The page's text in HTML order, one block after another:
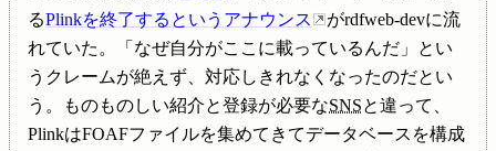
るPlinkを終了するというアナウンス
がrdfweb-devに流
れていた。「なぜ自分がここに載っているんだ」とい
うクレームが絶えず、対応しきれなくなったのだとい
う。ものものしい紹介と登録が必要なSNSと違って、
PlinkはFOAFファイルを集めてきてデータベースを構成